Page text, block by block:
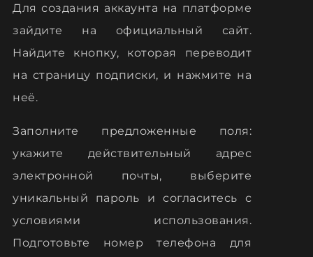
Для создания аккаунта на платформе
зайдите на официальный сайт.
Найдите кнопку, которая переводит
на страницу подписки, и нажмите на
неё.
Заполните предложенные поля:
укажите действительный адрес
электронной почты, выберите
уникальный пароль и согласитесь с
условиями использования.
Подготовьте номер телефона для